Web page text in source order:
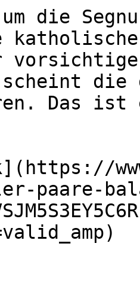
die
die
Das ist
paare-